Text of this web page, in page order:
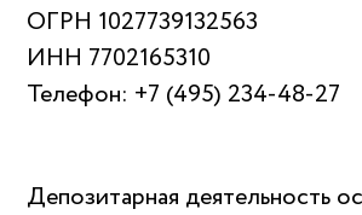
ОГРН 1027739132563
ИНН 7702165310
Телефон: +7 (495) 234-48-27
Депозитарная деятельность